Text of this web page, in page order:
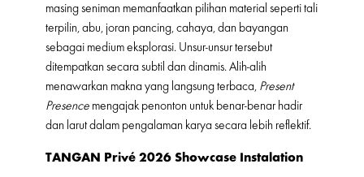
masing seniman memanfaatkan pilihan material seperti tali
terpilin, abu, joran pancing, cahaya, dan bayangan
sebagai medium eksplorasi. Unsur-unsur tersebut
ditempatkan secara subtil dan dinamis. Alih-alih
menawarkan makna yang langsung terbaca, Present
Presence mengajak penonton untuk benar-benar hadir
dan larut dalam pengalaman karya secara lebih reflektif.
TANGAN Privé 2026 Showcase Instalation